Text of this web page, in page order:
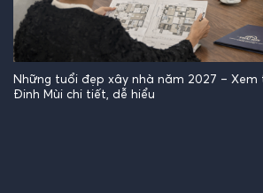
Những tuổi đẹp xây nhà năm 2027 –
Đinh Mùi chi tiết, dễ hiểu